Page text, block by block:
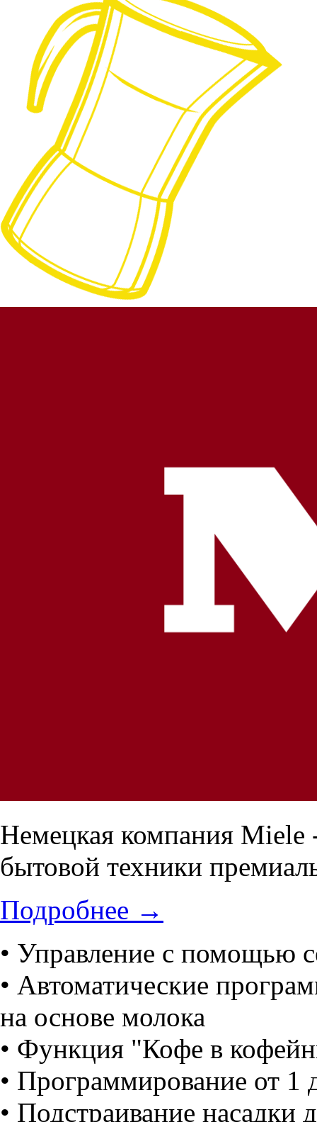
Немецкая компания Miele
бытовой техники
Подробнее →
• Управление с помощью
• Автоматические
на основе молока
• Функция "Кофе в
• Программирование от 1
• Подстраивание